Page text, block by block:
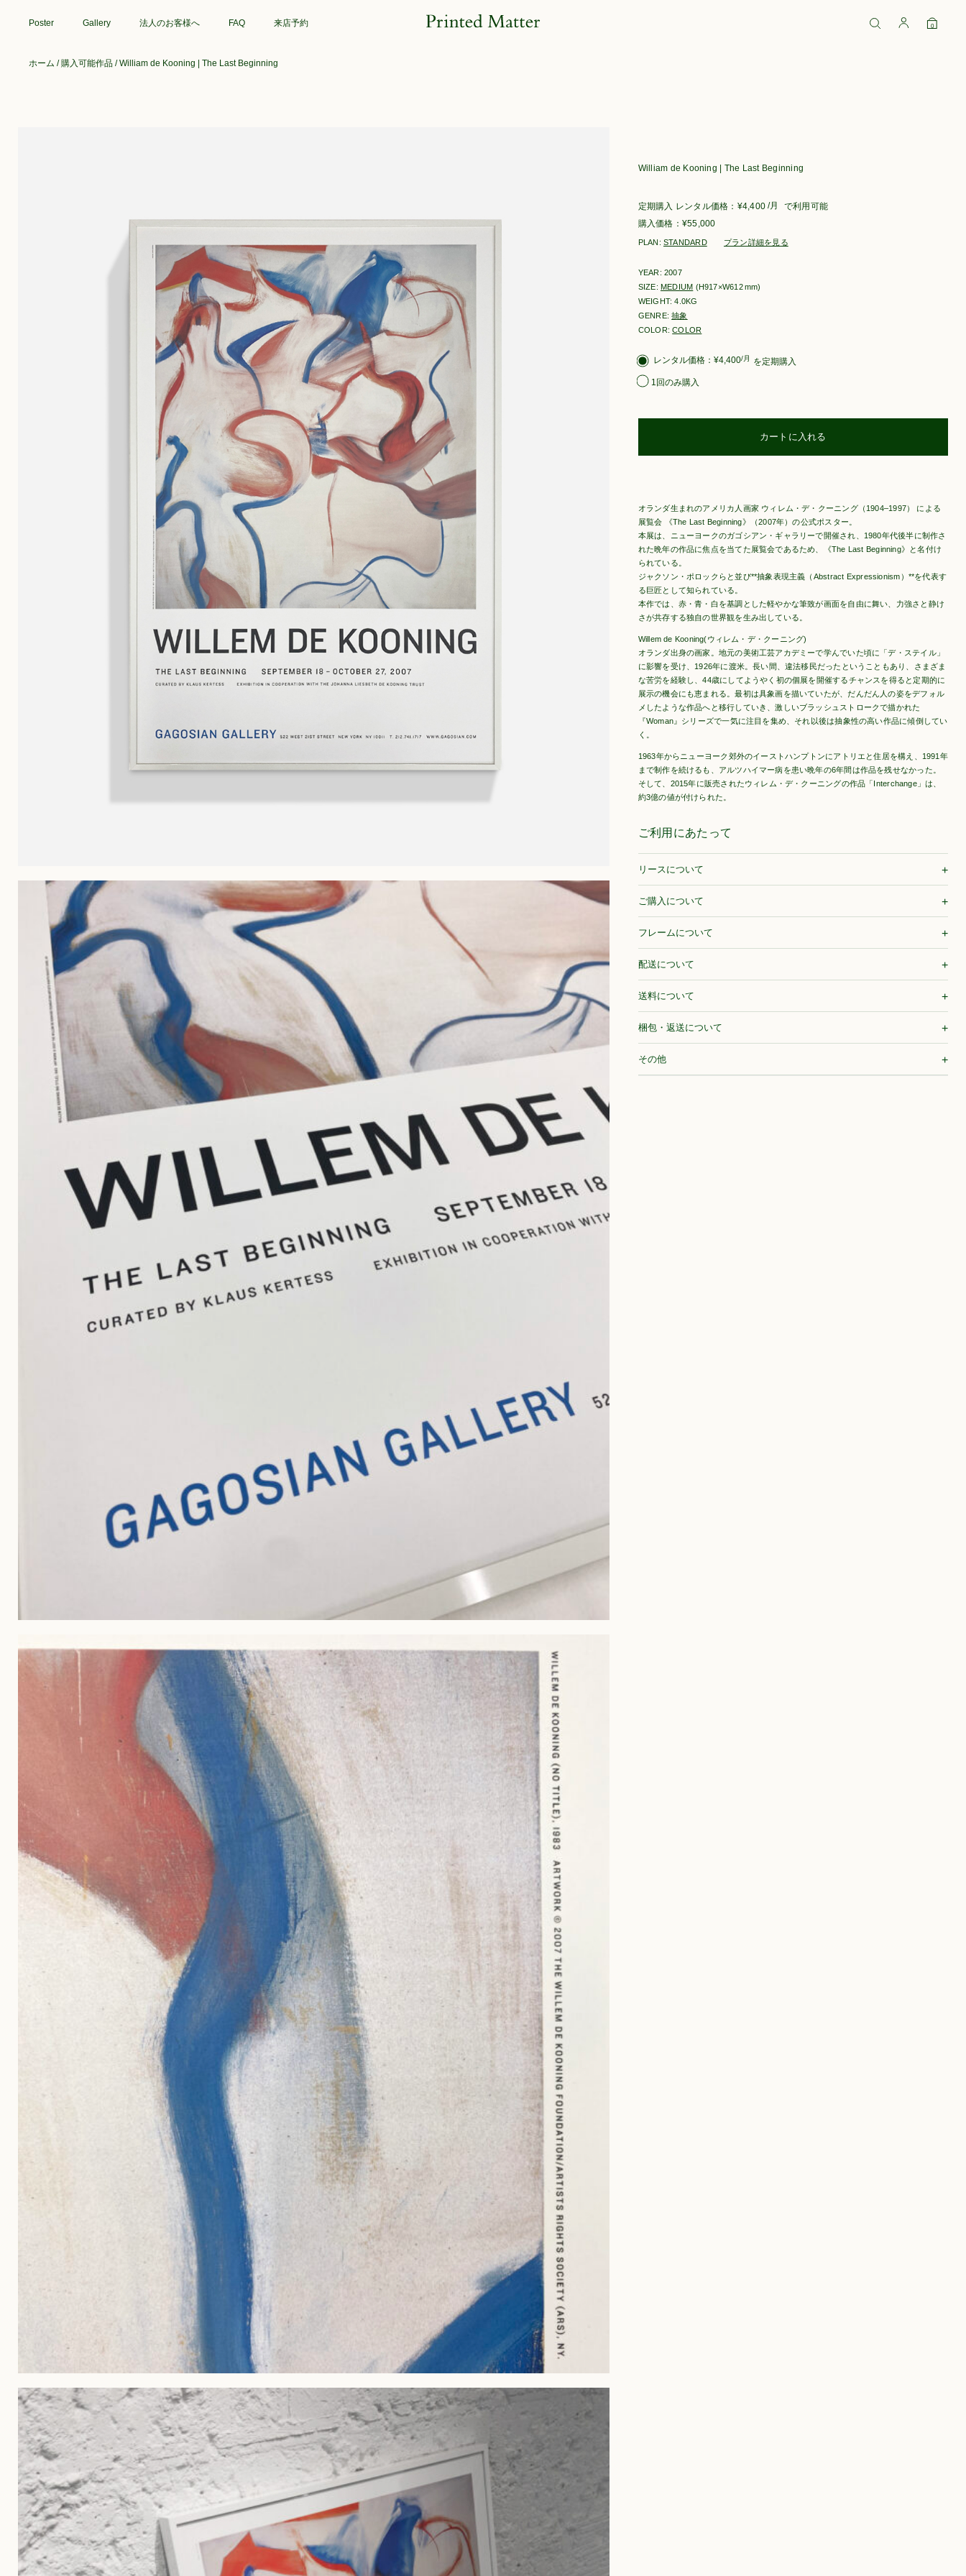
Poster Gallery 法人のお客様へ FAQ 来店予約 0
ホーム /購入可能作品 / William de Kooning | The Last Beginning
William de Kooning | The Last Beginning
¥55,000
定期購入 ¥4,400 /月 で利用可能
PLAN: STANDARD プラン詳細を見る
YEAR: 2007
SIZE: MEDIUM (H917×W612mm)
WEIGHT: 4.0KG
GENRE:抽象
COLOR:COLOR
購
タ
を
1回のみ購入
¥4,400/月 を定期購入
カートに入れる
オランダ生まれのアメリカ人画家 ウィレム・デ・クーニング（1904–1997） による
展覧会 《The Last Beginning》（2007年）の公式ポスター。
本展は、ニューヨークのガゴシアン・ギャラリーで開催され、1980年代後半に制作さ
れた晩年の作品に焦点を当てた展覧会であるため、《The Last Beginning》と名付け
られている。
ジャクソン・ポロックらと並び**抽象表現主義（Abstract Expressionism）**を代表す
る巨匠として知られている。
本作では、赤・青・白を基調とした軽やかな筆致が画面を自由に舞い、力強さと静け
さが共存する独自の世界観を生み出している。
Willem de Kooning(ウィレム・デ・クーニング)
オランダ出身の画家。地元の美術工芸アカデミーで学んでいた頃に「デ・ステイル」
に影響を受け、1926年に渡米。長い間、違法移民だったということもあり、さまざま
な苦労を経験し、44歳にしてようやく初の個展を開催するチャンスを得ると定期的に
展示の機会にも恵まれる。最初は具象画を描いていたが、だんだん人の姿をデフォル
メしたような作品へと移行していき、激しいブラッシュストロークで描かれた
『Woman』シリーズで一気に注目を集め、それ以後は抽象性の高い作品に傾倒してい
く。
1963年からニューヨーク郊外のイーストハンプトンにアトリエと住居を構え、1991年
まで制作を続けるも、アルツハイマー病を患い晩年の6年間は作品を残せなかった。
そして、2015年に販売されたウィレム・デ・クーニングの作品「Interchange」は、
約3億の値が付けられた。
ご利用にあたって
リースについて
ご購入について
フレームについて
配送について
送料について
梱包・返送について
その他